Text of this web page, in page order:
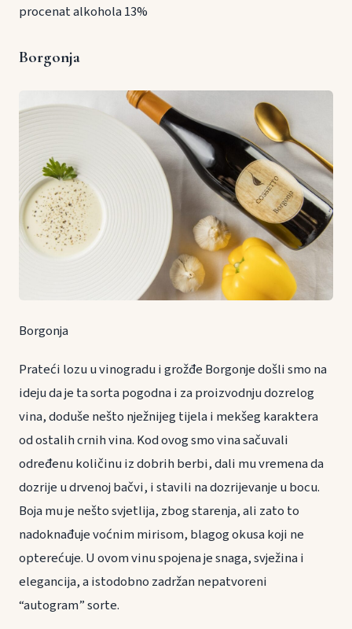
procenat alkohola 13%
Borgonja
Borgonja
Prateći lozu u vinogradu i grožđe Borgonje došli smo na
ideju da je ta sorta pogodna i za proizvodnju dozrelog
vina, doduše nešto nježnijeg tijela i mekšeg karaktera
od ostalih crnih vina. Kod ovog smo vina sačuvali
određenu količinu iz dobrih berbi, dali mu vremena da
dozrije u drvenoj bačvi, i stavili na dozrijevanje u bocu.
Boja mu je nešto svjetlija, zbog starenja, ali zato to
nadoknađuje voćnim mirisom, blagog okusa koji ne
opterećuje. U ovom vinu spojena je snaga, svježina i
elegancija, a istodobno zadržan nepatvoreni
“autogram” sorte.